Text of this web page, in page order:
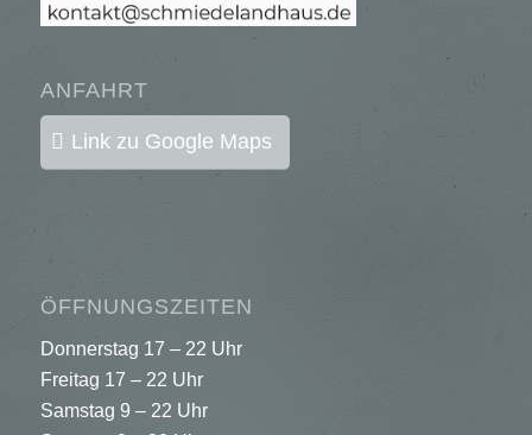
ANFAHRT
Link zu Google Maps
ÖFFNUNGSZEITEN
Donnerstag 17 – 22 Uhr
Freitag 17 – 22 Uhr
Samstag 9 – 22 Uhr